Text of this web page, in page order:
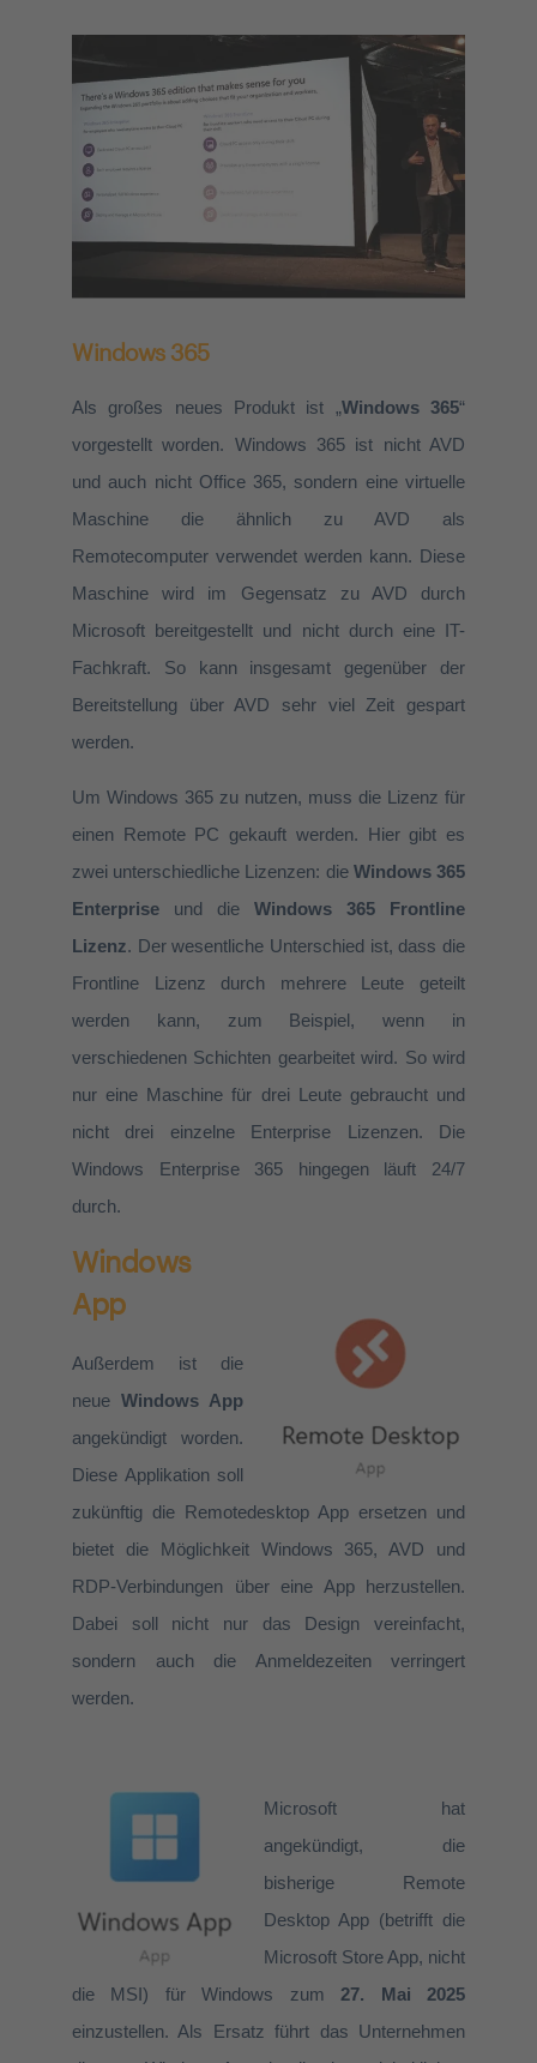
Windows 365
Als großes neues Produkt ist „Windows 365“
vorgestellt worden. Windows 365 ist nicht AVD
und auch nicht Office 365, sondern eine virtuelle
Maschine die ähnlich zu AVD als
Remotecomputer verwendet werden kann. Diese
Maschine wird im Gegensatz zu AVD durch
Microsoft bereitgestellt und nicht durch eine IT-
Fachkraft. So kann insgesamt gegenüber der
Bereitstellung über AVD sehr viel Zeit gespart
werden.
Um Windows 365 zu nutzen, muss die Lizenz für
einen Remote PC gekauft werden. Hier gibt es
zwei unterschiedliche Lizenzen: die Windows 365
Enterprise und die Windows 365 Frontline
Lizenz. Der wesentliche Unterschied ist, dass die
Frontline Lizenz durch mehrere Leute geteilt
werden kann, zum Beispiel, wenn in
verschiedenen Schichten gearbeitet wird. So wird
nur eine Maschine für drei Leute gebraucht und
nicht drei einzelne Enterprise Lizenzen. Die
Windows Enterprise 365 hingegen läuft 24/7
durch.
Windows
App
Außerdem ist die
neue Windows App
angekündigt worden.
Diese Applikation soll
zukünftig die Remotedesktop App ersetzen und
bietet die Möglichkeit Windows 365, AVD und
RDP-Verbindungen über eine App herzustellen.
Dabei soll nicht nur das Design vereinfacht,
sondern auch die Anmeldezeiten verringert
werden.
Microsoft hat
angekündigt, die
bisherige Remote
Desktop App (betrifft die
Microsoft Store App, nicht
die MSI) für Windows zum27. Mai 2025
einzustellen. Als Ersatz führt das Unternehmen